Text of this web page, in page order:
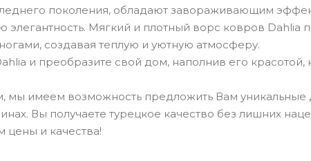
поколения, обладают завораживающим
элегантность. Мягкий и плотный ворс ковров
создавая теплую и уютную атмосферу.
и преобразите свой дом, наполнив его
мы имеем возможность предложить Вам уникальные
Вы получаете турецкое качество без лишних
и качества!